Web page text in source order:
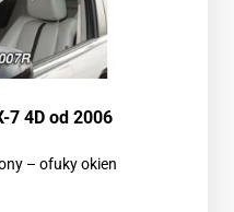
7 4D od 2006
– ofuky okien